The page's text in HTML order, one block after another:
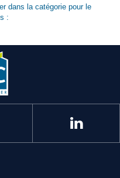
dans la catégorie pour le
: